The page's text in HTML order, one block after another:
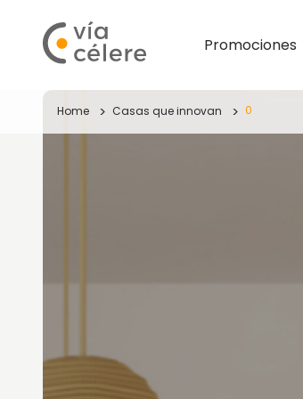
Promociones
Home Casas que innovan 0